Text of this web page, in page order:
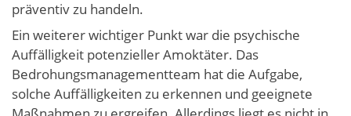
präventiv zu handeln.
Ein weiterer wichtiger Punkt war die psychische
Auffälligkeit potenzieller Amoktäter. Das
Bedrohungsmanagementteam hat die Aufgabe,
solche Auffälligkeiten zu erkennen und geeignete